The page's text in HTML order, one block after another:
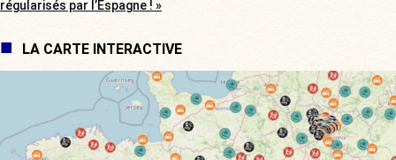
régularisés par l’Espagne ! »
LA CARTE INTERACTIVE